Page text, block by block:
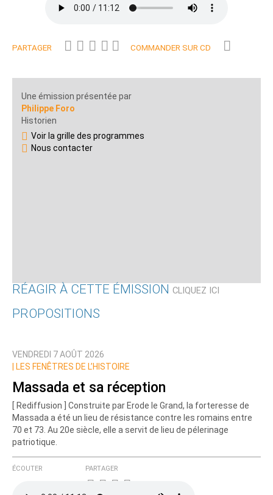
PARTAGER COMMANDER SUR CD
Une émission présentée par
Philippe Foro
Historien
Voir la grille des programmes
Nous contacter
RÉAGIR À CETTE ÉMISSION CLIQUEZ ICI
Nom
Courriel (non publié)
Ajoutez votre commentaire ici
PROPOSITIONS
VENDREDI 7 AOÛT 2026
LES FENÊTRES DE L’HISTOIRE
Massada et sa réception
[ Rediffusion ] Construite par Erode le Grand, la forteresse de
Massada a été un lieu de résistance contre les romains entre
70 et 73. Au 20e siècle, elle a servit de lieu de pélerinage
patriotique.
ÉCOUTER PARTAGER